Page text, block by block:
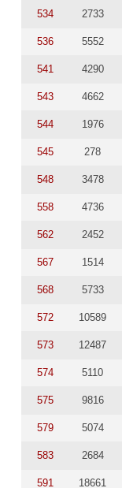
534 2733
536 5552
541 4290
543 4662
544 1976
545 278
548 3478
558 4736
562 2452
567 1514
568 5733
572 10589
573 12487
574 5110
575 9816
579 5074
583 2684
591 18661